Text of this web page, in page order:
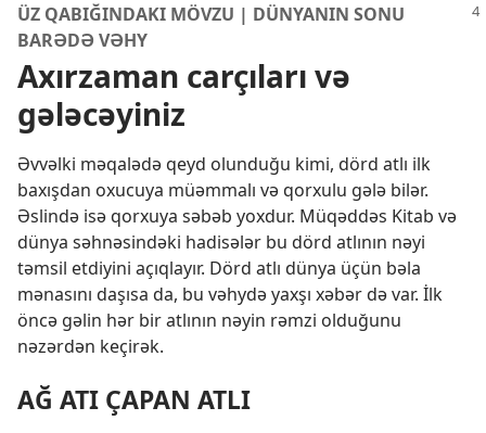
ÜZ QABIĞINDAKI MÖVZU | DÜNYANIN SONU
BARƏDƏ VƏHY
Axırzaman carçıları və
gələcəyiniz
Əvvəlki məqalədə qeyd olunduğu kimi, dörd atlı ilk
baxışdan oxucuya müəmmalı və qorxulu gələ bilər.
Əslində isə qorxuya səbəb yoxdur. Müqəddəs Kitab və
dünya səhnəsindəki hadisələr bu dörd atlının nəyi
təmsil etdiyini açıqlayır. Dörd atlı dünya üçün bəla
mənasını daşısa da, bu vəhydə yaxşı xəbər də var. İlk
öncə gəlin hər bir atlının nəyin rəmzi olduğunu
nəzərdən keçirək.
AĞ ATI ÇAPAN ATLI